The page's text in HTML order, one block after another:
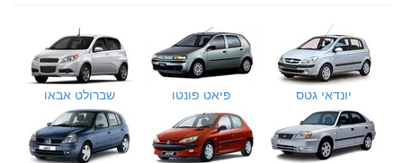
יונדאי גטס פיאט פונטו שברולט אבאו